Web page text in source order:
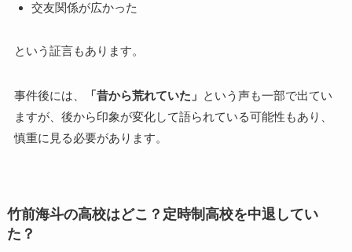
交友関係が広かった
という証言もあります。
事件後には、 「昔から荒れていた」 という声も一部で出てい
ますが、後から印象が変化して語られている可能性もあり、
慎重に見る必要があります。
竹前海斗の高校はどこ？定時制高校を中退してい
た？